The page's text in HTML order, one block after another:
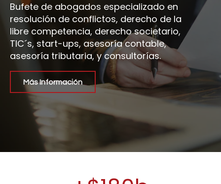
Bufete de abogados especializado en
resolución de conflictos, derecho de la
libre competencia, derecho societario,
TIC´s, start-ups, asesoría contable,
asesoría tributaria, y consultorías.
Más Información